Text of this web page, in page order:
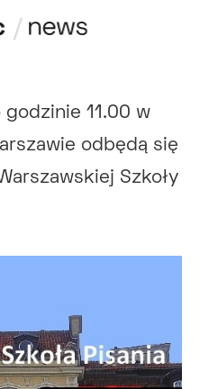
godzinie 11.00 w
odbędą się
Szkoły